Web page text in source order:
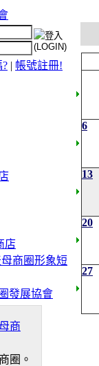
| 帳號註冊!
圈。
6
13
20
27